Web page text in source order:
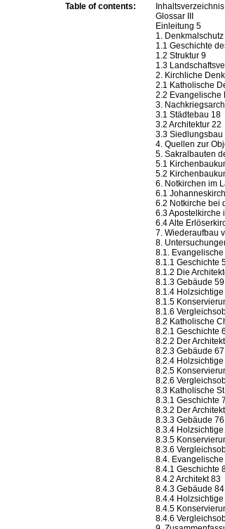
Table of contents:
Inhaltsverzeichnis
Glossar III
Einleitung 5
1.
1.1 Geschichte
1.2 Struktur 9
1.3
2. Kirchliche
2.1 Katholische
2.2 Evangelische
3.
3.1 Städtebau 18
3.2 Architektur 22
3.3 Siedlungsbau
4. Quellen zur
5. Sakralbauten
5.1
5.2
6. Notkirchen im
6.1
6.2 Notkirche bei
6.3 Apostelkirche
6.4 Alte
7. Wiederaufbau
8.
8.1.
8.1.1 Geschichte
8.1.2 Die
8.1.3 Gebäude 59
8.1.4 Holzsichtige
8.1.5
8.1.6
8.2 Katholische
8.2.1 Geschichte
8.2.2 Der
8.2.3 Gebäude 67
8.2.4
8.2.5
8.2.6
8.3 Katholische
8.3.1 Geschichte
8.3.2 Der
8.3.3 Gebäude 76
8.3.4
8.3.5
8.3.6
8.4.
8.4.1 Geschichte
8.4.2 Architekt 83
8.4.3 Gebäude 84
8.4.4
8.4.5
8.4.6